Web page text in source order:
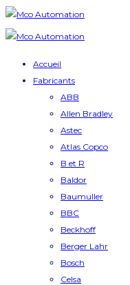
Accueil
Fabricants
ABB
Allen Bradley
Astec
Atlas Copco
B et R
Baldor
Baumuller
BBC
Beckhoff
Berger Lahr
Bosch
Celsa